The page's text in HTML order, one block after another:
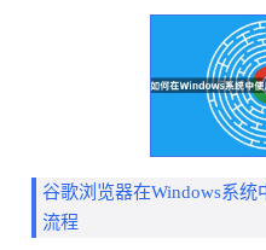
谷歌浏览器在Windows系
流程